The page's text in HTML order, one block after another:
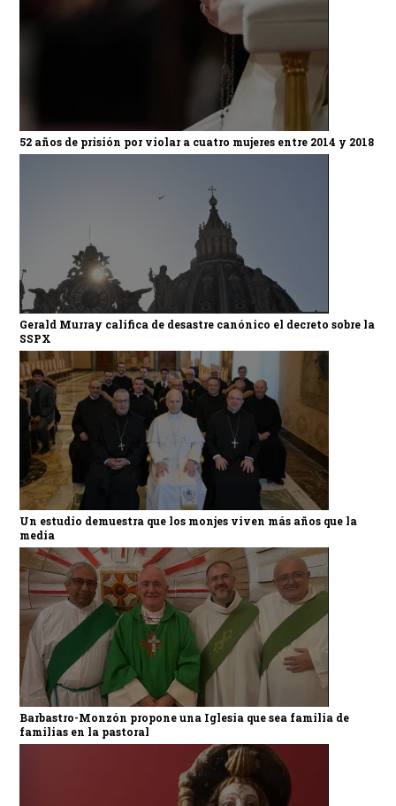
52 años de prisión por violar a cuatro mujeres entre 2014 y 2018
Gerald Murray califica de desastre canónico el decreto sobre la
SSPX
Un estudio demuestra que los monjes viven más años que la
media
Barbastro-Monzón propone una Iglesia que sea familia de
familias en la pastoral